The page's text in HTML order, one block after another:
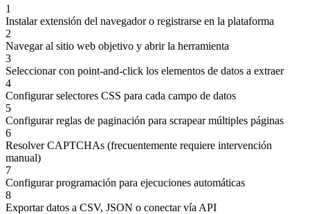
1
Instalar extensión del navegador o registrarse en la plataforma
2
Navegar al sitio web objetivo y abrir la herramienta
3
Seleccionar con point-and-click los elementos de datos a extraer
4
Configurar selectores CSS para cada campo de datos
5
Configurar reglas de paginación para scrapear múltiples páginas
6
Resolver CAPTCHAs (frecuentemente requiere intervención
manual)
7
Configurar programación para ejecuciones automáticas
8
Exportar datos a CSV, JSON o conectar vía API